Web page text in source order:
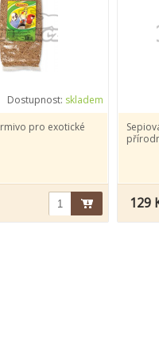
Dostupnost: skladem
pro exotické
129